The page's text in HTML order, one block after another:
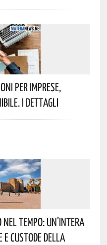
Per Imprese,
I Dettagli
Tempo: Un’intera
Custode Della